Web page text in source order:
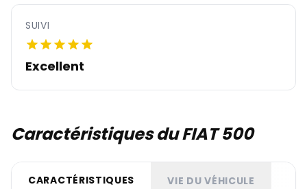
SUIVI
Excellent
Caractéristiques du FIAT 500
CARACTÉRISTIQUES VIE DU VÉHICULE